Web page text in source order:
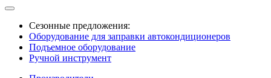
Сезонные предложения:
Оборудование для заправки автокондиционеров
Подъемное оборудование
Ручной инструмент